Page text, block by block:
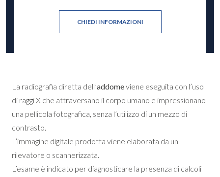
CHIEDI INFORMAZIONI
La radiografia diretta dell’addomeviene eseguita con l’uso
di raggi X che attraversano il corpo umano e impressionano
una pellicola fotografica, senza l’utilizzo di un mezzo di
contrasto.
L’immagine digitale prodotta viene elaborata da un
rilevatore o scannerizzata.
L’esame è indicato per diagnosticare la presenza di calcoli